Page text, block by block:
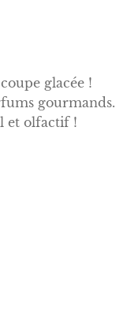
glacée !
gourmands.
et olfactif !